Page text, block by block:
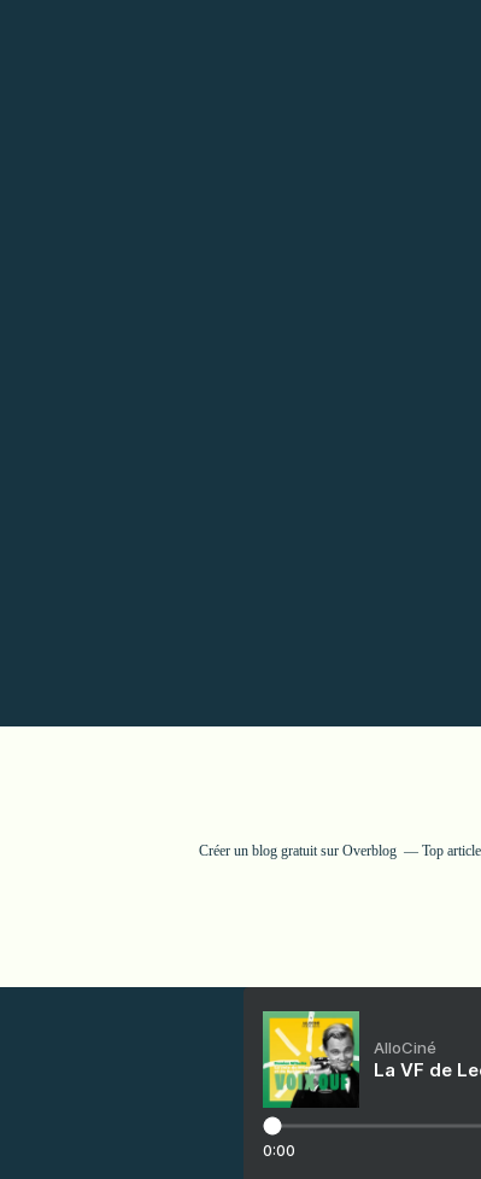
Créer un blog gratuit sur Overblog Top
AlloCiné
La VF de
0:00